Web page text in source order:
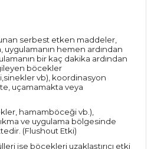
serbest etken maddeler,
uygulamanın hemen ardından
bir kaç dakika ardından
böcekler
vb), koordinasyon
uçamamakta veya
hamamböceği vb.),
ve uygulama bölgesinde
(Flushout Etki)
ise böcekleri uzaklaştırıcı etki